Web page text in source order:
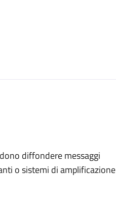
diffondere messaggi
o sistemi di amplificazione